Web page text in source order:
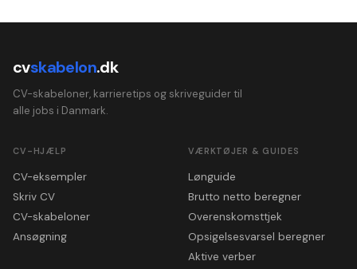
cvskabelon.dk
CV-skabeloner, karrieretips og skriveguider til
alle jobs i Danmark.
CV-HJÆLP
CV-eksempler
Skriv CV
CV-skabeloner
Ansøgning
VÆRKTØJER & GUIDES
Lønguide
Brutto netto beregner
Overenskomsttjek
Opsigelsesvarsel beregner
Aktive verber